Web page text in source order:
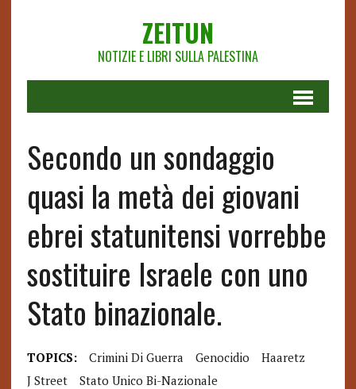
ZEITUN
NOTIZIE E LIBRI SULLA PALESTINA
Secondo un sondaggio
quasi la metà dei giovani
ebrei statunitensi vorrebbe
sostituire Israele con uno
Stato binazionale.
TOPICS: Crimini Di Guerra Genocidio
Haaretz
J Street
Stato Unico Bi-Nazionale